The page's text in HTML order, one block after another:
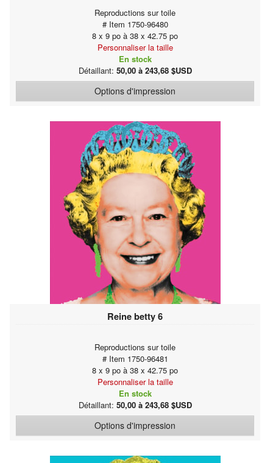
Reproductions sur toile
# Item 1750-96480
8 x 9 po à 38 x 42.75 po
Personnaliser la taille
En stock
Détaillant: 50,00 à 243,68 $USD
Options d'impression
Reine betty 6
Reproductions sur toile
# Item 1750-96481
8 x 9 po à 38 x 42.75 po
Personnaliser la taille
En stock
Détaillant: 50,00 à 243,68 $USD
Options d'impression